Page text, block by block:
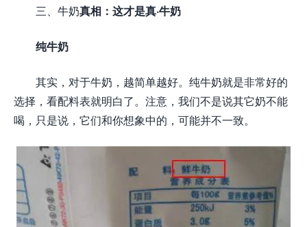
三、牛奶真相：这才是真·牛奶
纯牛奶
其实，对于牛奶，越简单越好。纯牛奶就是非常好的
选择，看配料表就明白了。注意，我们不是说其它奶不能
喝，只是说，它们和你想象中的，可能并不一致。